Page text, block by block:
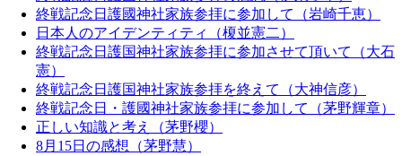
終戦記念日護國神社家族参拝に参加して（岩崎千恵）
日本人のアイデンティティ（榎並憲二）
終戦記念日護国神社家族参拝に参加させて頂いて（大石
憲）
終戦記念日護国神社家族参拝を終えて（大神信彦）
終戦記念日・護國神社家族参拝に参加して（茅野輝章）
正しい知識と考え（茅野櫻）
8月15日の感想（茅野慧）